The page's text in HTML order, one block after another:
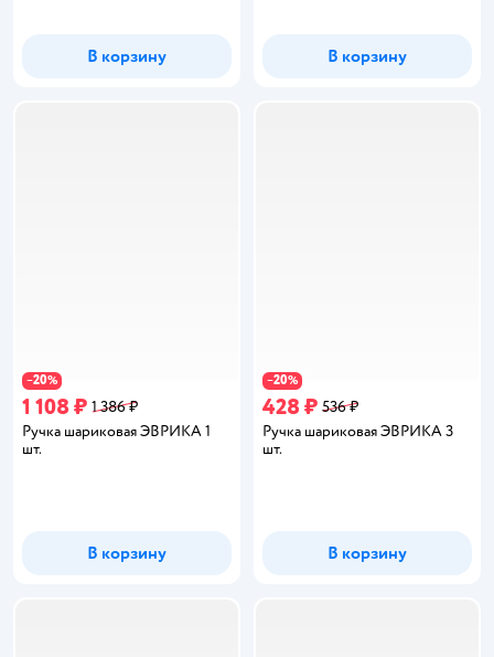
В корзину В корзину
−20%
1 108 ₽ 1 386 ₽
Ручка шариковая ЭВРИКА 1
шт.
В корзину
−20%
428 ₽ 536 ₽
Ручка шариковая ЭВРИКА 3
шт.
В корзину